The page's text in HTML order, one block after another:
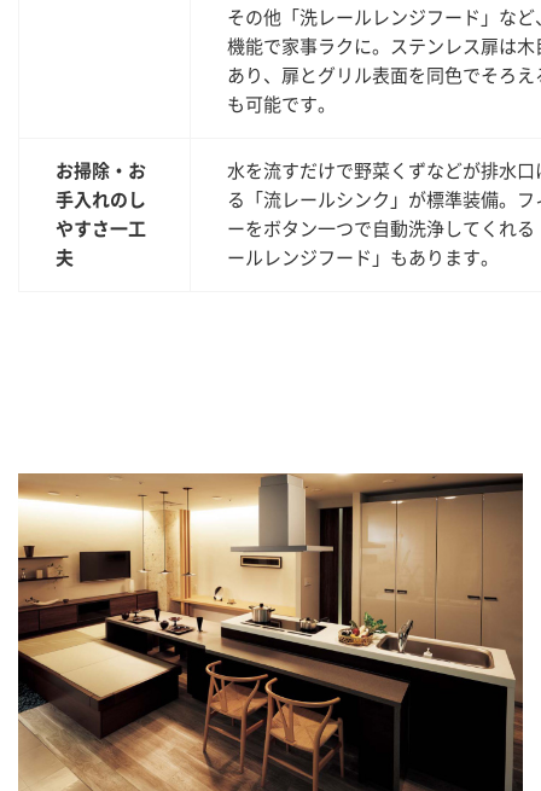
その他「洗レールレンジフード」など
機能で家事ラクに。ステンレス扉は木
あり、扉とグリル表面を同色でそろえ
も可能です。
お掃除・お
手入れのし
やすさ一工
夫
水を流すだけで野菜くずなどが排水口
る「流レールシンク」が標準装備。フ
ーをボタン一つで自動洗浄してくれる
ールレンジフード」もあります。